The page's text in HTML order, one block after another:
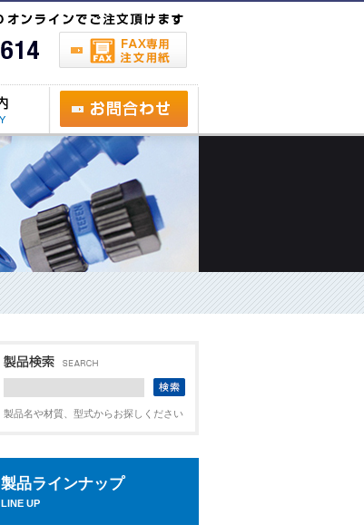
製品名や材質、型式からお探しください
製品ラインナップ
LINE UP